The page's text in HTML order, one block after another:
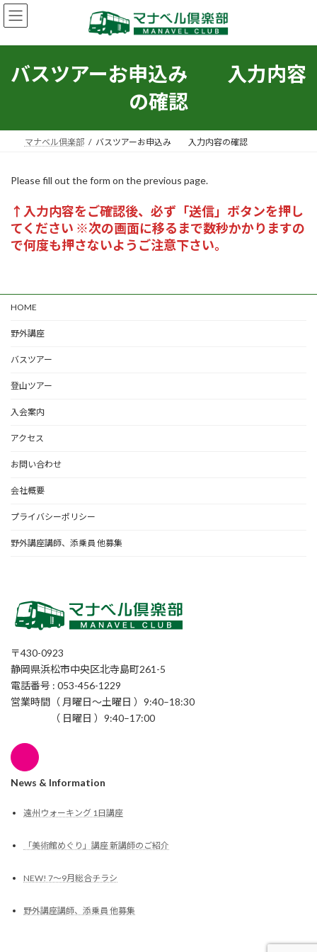
コ
ン
ン
プ
ナ
ビ
ー
動
バスツアーお申込み 入力内容
の確認
マナベル倶楽部 バスツアーお申込み 入力内容の確認
Please fill out the form on the previous page.
↑入力内容をご確認後、必ず「送信」ボタンを押し
てください ※次の画面に移るまで数秒かかりますの
で何度も押さないようご注意下さい。
HOME
野外講座
バスツアー
登山ツアー
入会案内
アクセス
お問い合わせ
会社概要
プライバシーポリシー
野外講座講師、添乗員 他募集
〒430-0923
静岡県浜松市中央区北寺島町261-5
電話番号 : 053-456-1229
営業時間（ 月曜日〜土曜日 ）9:40–18:30
（ 日曜日 ）9:40–17:00
News & Information
遠州ウォーキング 1日講座
「美術館めぐり」講座 新講師のご紹介
NEW! 7〜9月総合チラシ
野外講座講師、添乗員 他募集